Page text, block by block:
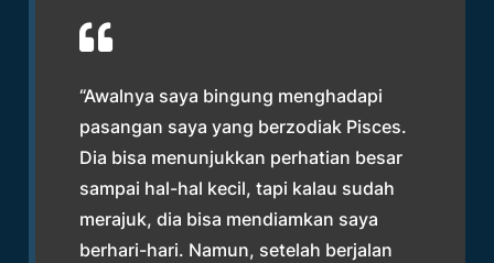
“Awalnya saya bingung menghadapi
pasangan saya yang berzodiak Pisces.
Dia bisa menunjukkan perhatian besar
sampai hal-hal kecil, tapi kalau sudah
merajuk, dia bisa mendiamkan saya
berhari-hari. Namun, setelah berjalan